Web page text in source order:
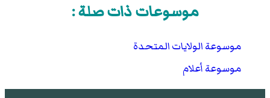
موسوعات ذات صلة :
موسوعة الولايات المتحدة
موسوعة أعلام